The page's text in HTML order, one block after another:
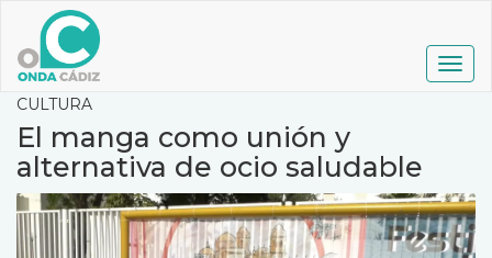
contenido
principal
CULTURA
El manga como unión y
alternativa de ocio saludable